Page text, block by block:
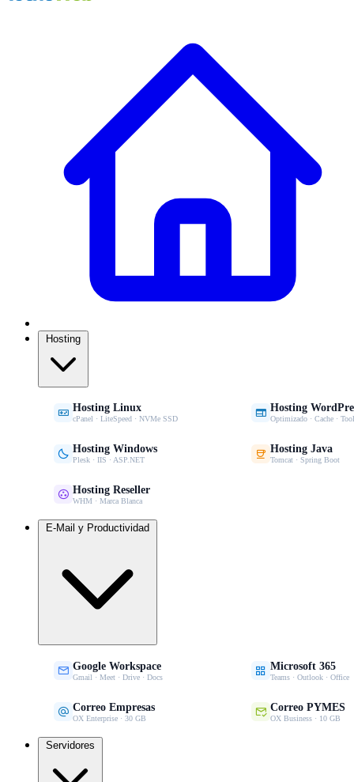
Hosting
 Hosting Linux
cPanel · LiteSpeed · NVMe SSD  Hosting
Optimizado · Cache ·
 Hosting Windows
Plesk · IIS · ASP.NET  Hosting Java
Tomcat · Spring Boot
 Hosting Reseller
WHM · Marca Blanca
E-Mail y Productividad
 Google Workspace
Gmail · Meet · Drive · Docs  Microsoft 365
Teams · Outlook · Office
 Correo Empresas
OX Enterprise · 30 GB  Correo PYMES
OX Business · 10 GB
Servidores